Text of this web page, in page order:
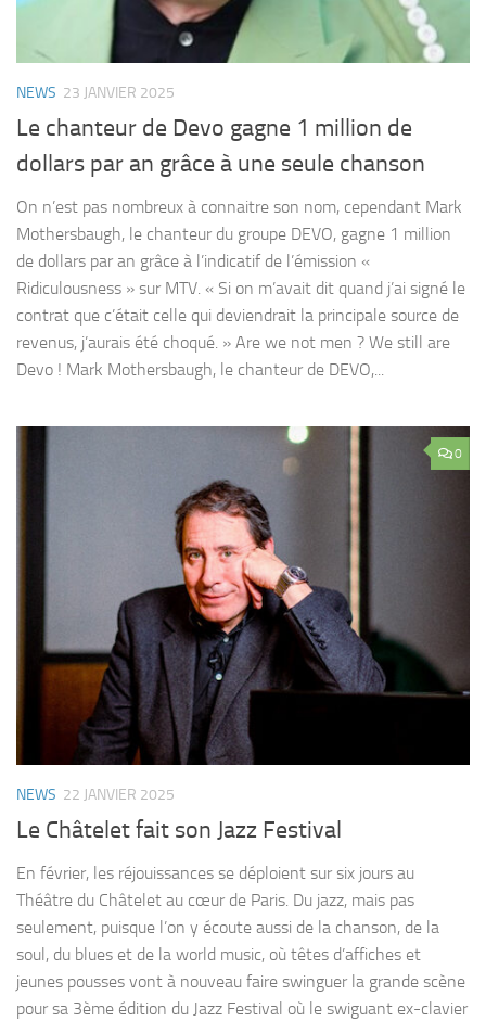
NEWS 23 JANVIER 2025
Le chanteur de Devo gagne 1 million de
dollars par an grâce à une seule chanson
On n’est pas nombreux à connaitre son nom, cependant Mark
Mothersbaugh, le chanteur du groupe DEVO, gagne 1 million
de dollars par an grâce à l’indicatif de l’émission «
Ridiculousness » sur MTV. « Si on m’avait dit quand j’ai signé le
contrat que c’était celle qui deviendrait la principale source de
revenus, j’aurais été choqué. » Are we not men ? We still are
Devo ! Mark Mothersbaugh, le chanteur de DEVO,...
0
NEWS 22 JANVIER 2025
Le Châtelet fait son Jazz Festival
En février, les réjouissances se déploient sur six jours au
Théâtre du Châtelet au cœur de Paris. Du jazz, mais pas
seulement, puisque l’on y écoute aussi de la chanson, de la
soul, du blues et de la world music, où têtes d’affiches et
jeunes pousses vont à nouveau faire swinguer la grande scène
pour sa 3ème édition du Jazz Festival où le swiguant ex-clavier